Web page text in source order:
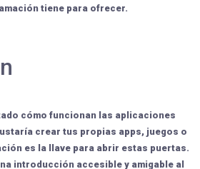
tiene para ofrecer.
cómo funcionan las aplicaciones
crear tus propias apps, juegos o
es la llave para abrir estas puertas.
introducción accesible y amigable al